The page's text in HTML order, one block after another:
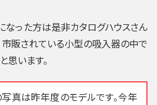
なった方は是非カタログハウスさん
市販されている小型の吸入器の中で
思います。
真は昨年度のモデルです。今年